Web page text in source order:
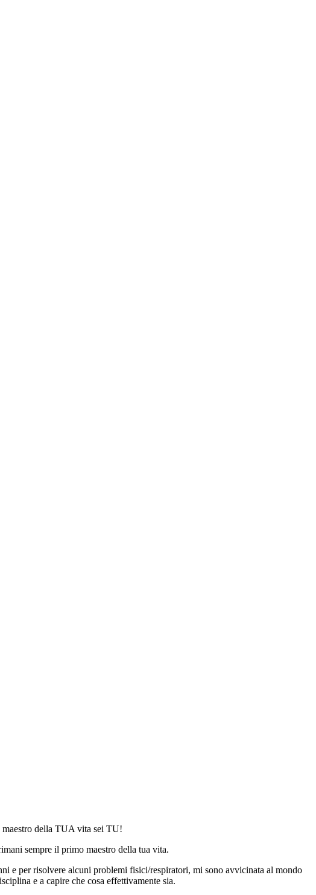
maestro della TUA vita sei TU!
sempre il primo maestro della tua vita.
e per risolvere alcuni problemi fisici/respiratori, mi sono avvicinata al mondo
e a capire che cosa effettivamente sia.